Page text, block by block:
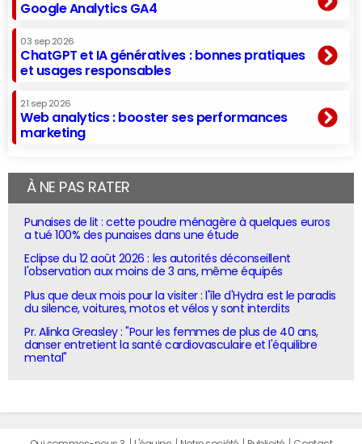
Google Analytics GA4
03 sep 2026
ChatGPT et IA génératives : bonnes pratiques
et usages responsables
21 sep 2026
Web analytics : booster ses performances
marketing
À NE PAS RATER
Punaises de lit : cette poudre ménagère à quelques euros
a tué 100% des punaises dans une étude
Eclipse du 12 août 2026 : les autorités déconseillent
l'observation aux moins de 3 ans, même équipés
Plus que deux mois pour la visiter : l'île d'Hydra est le paradis
du silence, voitures, motos et vélos y sont interdits
Pr. Alinka Greasley : "Pour les femmes de plus de 40 ans,
danser entretient la santé cardiovasculaire et l'équilibre
mental"